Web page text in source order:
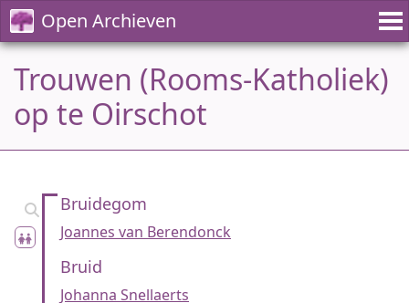
Open Archieven
Trouwen (Rooms-Katholiek)
op te Oirschot
Bruidegom
Joannes van Berendonck
Bruid
Johanna Snellaerts